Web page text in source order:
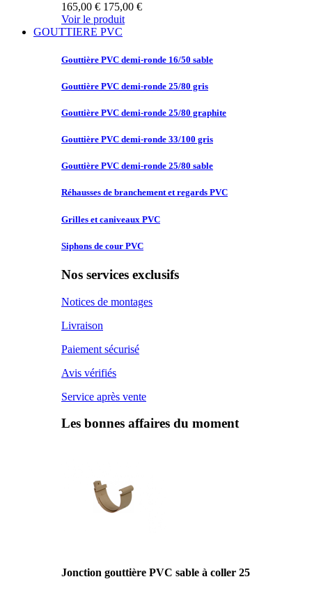
165,00 € 175,00 €
Voir le produit
GOUTTIERE PVC
Gouttière PVC demi-ronde 16/50 sable
Gouttière PVC demi-ronde 25/80 gris
Gouttière PVC demi-ronde 25/80 graphite
Gouttière PVC demi-ronde 33/100 gris
Gouttière PVC demi-ronde 25/80 sable
Réhausses de branchement et regards PVC
Grilles et caniveaux PVC
Siphons de cour PVC
Nos services exclusifs
Notices de montages
Livraison
Paiement sécurisé
Avis vérifiés
Service après vente
Les bonnes affaires du moment
Jonction gouttière PVC sable à coller 25